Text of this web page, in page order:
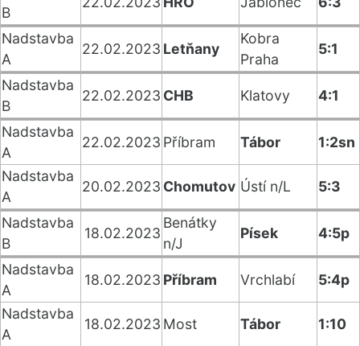
B
Nadstavba
A
22.02.2023 Letňany
Kobra
Praha
5:1
Nadstavba
B
22.02.2023 CHB Klatovy 4:1
Nadstavba
A
22.02.2023 Příbram Tábor
1:2sn
Nadstavba
A
20.02.2023 Chomutov Ústí n/L 5:3
Nadstavba
B
18.02.2023
Benátky
n/J
Písek 4:5p
Nadstavba
A
18.02.2023 Příbram Vrchlabí
5:4p
Nadstavba
A
18.02.2023 Most Tábor 1:10